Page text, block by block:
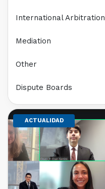
ACTUALIDAD
International Arbitration
Mediation
Other
Dispute Boards